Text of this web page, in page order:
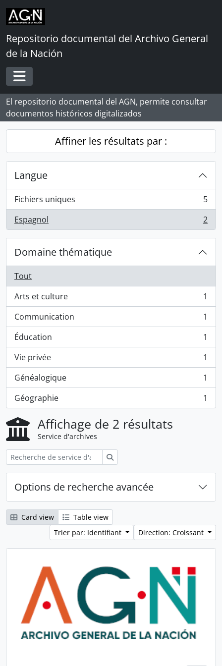
Skip to main content
Repositorio documental del Archivo General
de la Nación
Toggle navigation
El repositorio documental del AGN, permite consultar
documentos históricos digitalizados
Affiner les résultats par :
Langue
Fichiers uniques
, 5 résultats
5
Espagnol
, 2 résultats 2
Domaine thématique
Tout
Arts et culture
, 1 résultats
1
Communication
, 1 résultats
1
Éducation
, 1 résultats
1
Vie privée
, 1 résultats
1
Généalogique
, 1 résultats
1
Géographie
, 1 résultats 1
Affichage de 2 résultats
Service d'archives
Options de recherche avancée
Card view
Table view
Trier par: Identifiant
Direction: Croissant